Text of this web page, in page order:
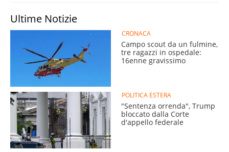
Ultime Notizie
CRONACA
Campo scout da un fulmine,
tre ragazzi in ospedale:
16enne gravissimo
POLITICA ESTERA
"Sentenza orrenda", Trump
bloccato dalla Corte
d'appello federale